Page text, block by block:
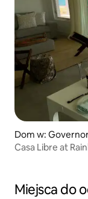
Dom w:
Casa Libre at
Miejsca do